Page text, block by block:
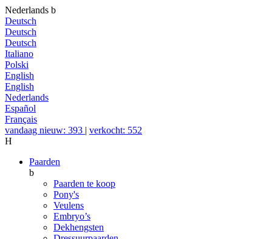
Nederlands b
Deutsch
Deutsch
Deutsch
Italiano
Polski
English
English
Nederlands
Español
Français
vandaag nieuw: 393 | verkocht: 552
H
Paarden
b
Paarden te koop
Pony's
Veulens
Embryo’s
Dekhengsten